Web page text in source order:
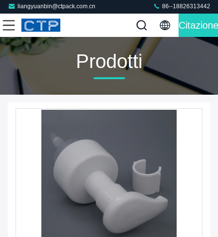
liangyuanbin@ctpack.com.cn 86--18826313442
Citazione
Prodotti